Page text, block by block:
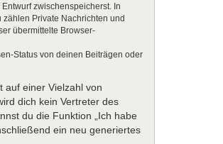
zwischenspeicherst. In
Private Nachrichten und
übermittelte Browser-
Status von deinen Beiträgen oder
auf einer Vielzahl von
dich kein Vertreter des
du die Funktion „Ich habe
ein neu generiertes